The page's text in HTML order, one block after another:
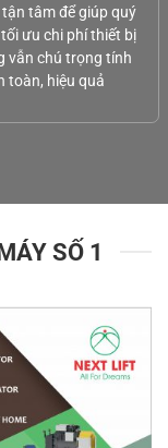
tâm để giúp quý
ưu chi phí thiết bị
vẫn chú trọng tính
toàn, hiệu quả
SỐ 1